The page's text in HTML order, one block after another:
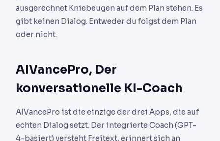
ausgerechnet Kniebeugen auf dem Plan stehen. Es
gibt keinen Dialog. Entweder du folgst dem Plan
oder nicht.
AIVancePro, Der
konversationelle KI-Coach
AIVancePro ist die einzige der drei Apps, die auf
echten Dialog setzt. Der integrierte Coach (GPT-
4-basiert) versteht Freitext, erinnert sich an